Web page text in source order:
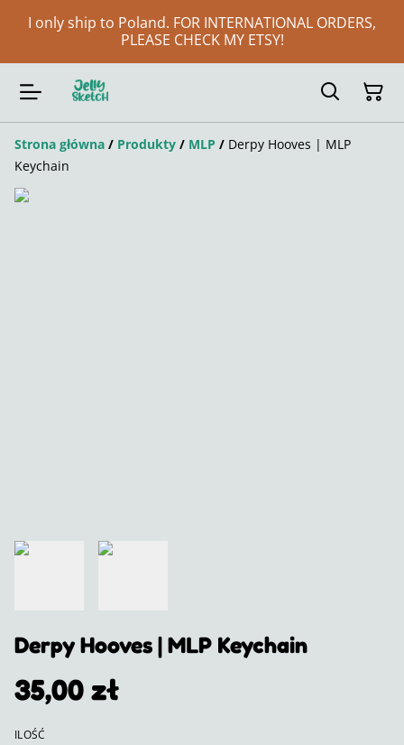
I only ship to Poland. FOR INTERNATIONAL ORDERS,
PLEASE CHECK MY ETSY!
Strona główna / Produkty / MLP / Derpy Hooves | MLP
Keychain
Derpy Hooves | MLP Keychain
35,00 zł
ILOŚĆ